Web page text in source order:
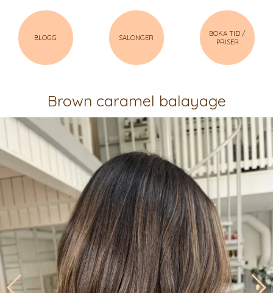
BLOGG SALONGER
BOKA TID /
PRISER
Brown caramel balayage